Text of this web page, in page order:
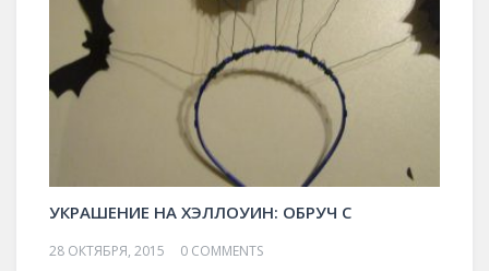
УКРАШЕНИЕ НА ХЭЛЛОУИН: ОБРУЧ С
28 ОКТЯБРЯ, 2015 0 COMMENTS